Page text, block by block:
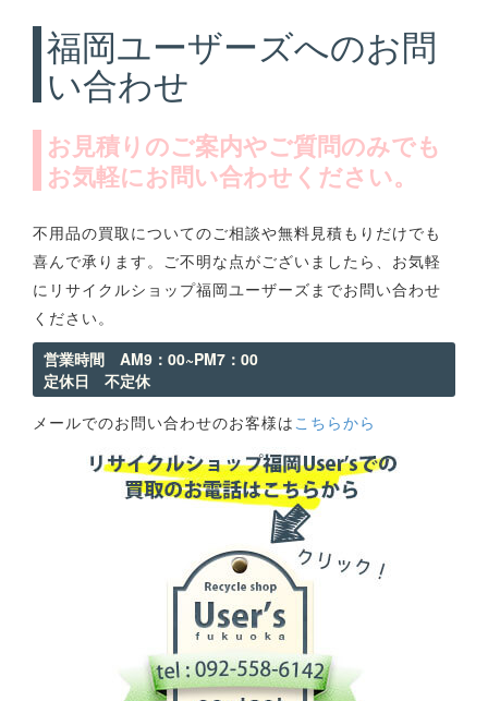
福岡ユーザーズへのお問
い合わせ
お見積りのご案内やご質問のみでも
お気軽にお問い合わせください。
不用品の買取についてのご相談や無料見積もりだけでも
喜んで承ります。ご不明な点がございましたら、お気軽
にリサイクルショップ福岡ユーザーズまでお問い合わせ
ください。
営業時間 AM9：00~PM7：00
定休日 不定休
メールでのお問い合わせのお客様は こちらから